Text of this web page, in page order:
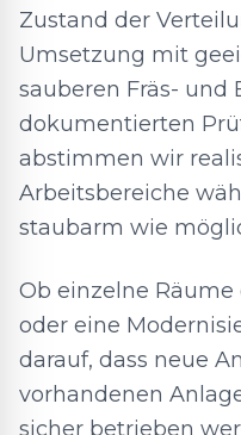
Zustand der
Umsetzung mit
sauberen Fräs- und
dokumentierten
abstimmen wir
Arbeitsbereiche
staubarm wie
Ob einzelne
oder eine
darauf, dass neue
vorhandenen
sicher betrieben